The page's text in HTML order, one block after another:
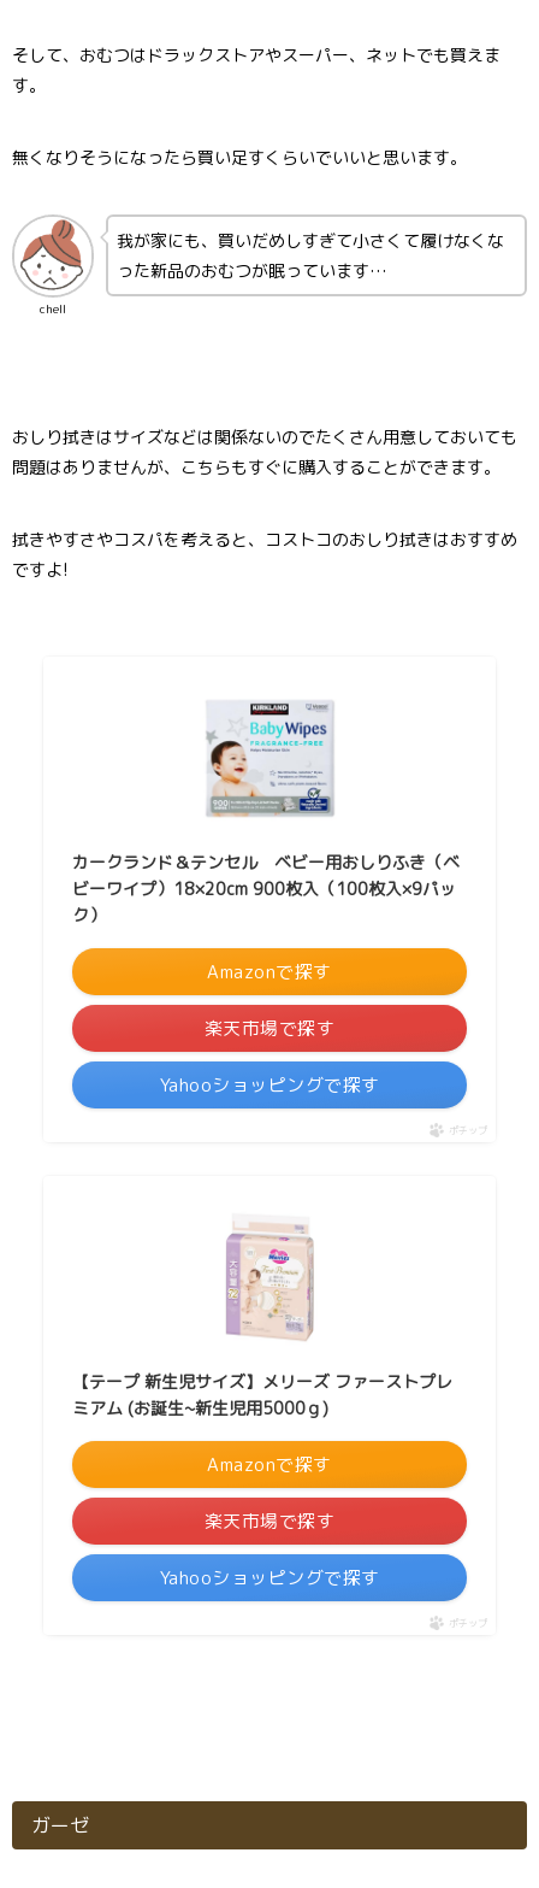
そして、おむつはドラックストアやスーパー、ネットでも買えま
す。
無くなりそうになったら買い足すくらいでいいと思います。
chell
我が家にも、買いだめしすぎて小さくて履けなくな
った新品のおむつが眠っています…
おしり拭きはサイズなどは関係ないのでたくさん用意しておいても
問題はありませんが、こちらもすぐに購入することができます。
拭きやすさやコスパを考えると、コストコのおしり拭きはおすすめ
ですよ!
カークランド＆テンセル ベビー用おしりふき（ベ
ビーワイプ）18×20cm 900枚入（100枚入×9パッ
ク）
Amazonで探す
楽天市場で探す
Yahooショッピングで探す
ポチップ
【テープ 新生児サイズ】メリーズ ファーストプレ
ミアム (お誕生~新生児用5000ｇ)
Amazonで探す
楽天市場で探す
Yahooショッピングで探す
ポチップ
ガーゼ